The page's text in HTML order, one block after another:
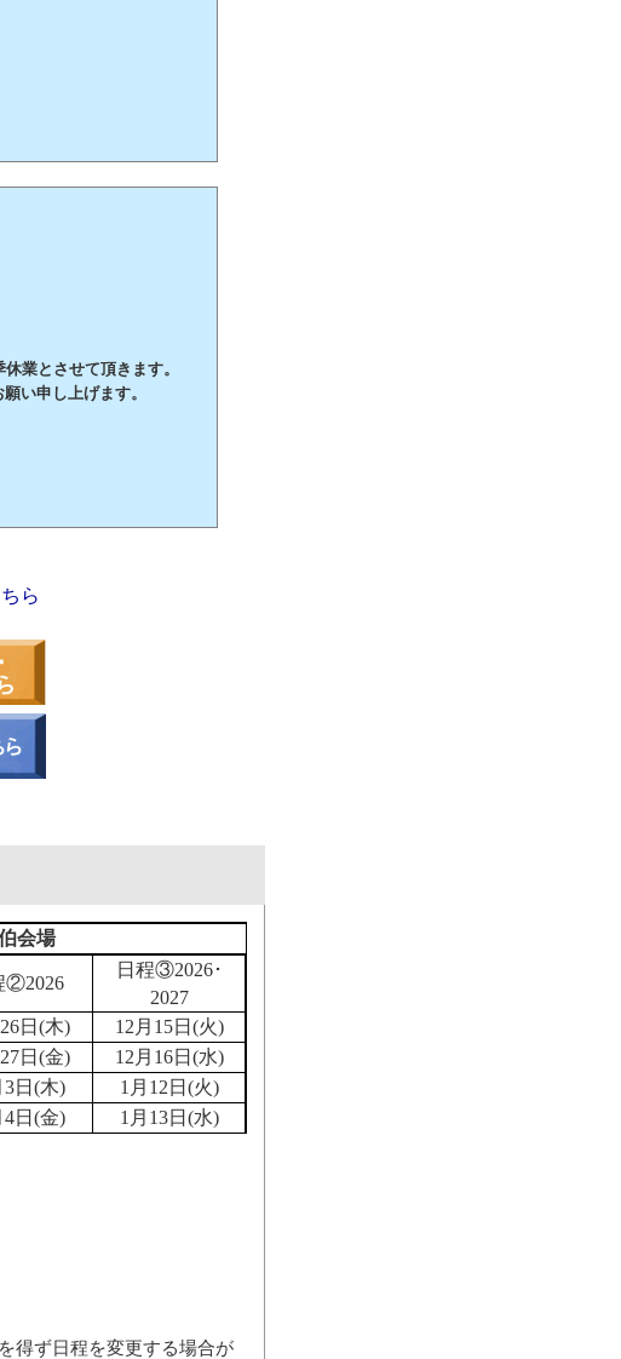
業とさせて頂きます。
い申し上げます。
ら
会場
②2026
日程③2026･
2027
日(木)
12月15日(火)
日(金)
12月16日(水)
3日(木) 1月12日(火)
4日(金) 1月13日(水)
得ず日程を変更する場合が